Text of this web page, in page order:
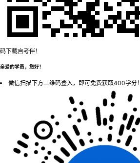
码下载自考伴！
亲爱的学员，您好！
微信扫描下方二维码登入，即可免费获取400学分！